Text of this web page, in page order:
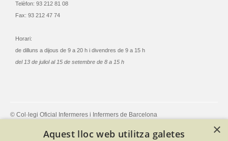
Telèfon: 93 212 81 08
Fax: 93 212 47 74
Horari:
de dilluns a dijous de 9 a 20 h i divendres de 9 a 15 h
del 13 de juliol al 15 de setembre de 8 a 15 h
© Col·legi Oficial Infermeres i Infermers de Barcelona
Política de protecció de dades
Política de qualitat
×
Aquest lloc web utilitza galetes